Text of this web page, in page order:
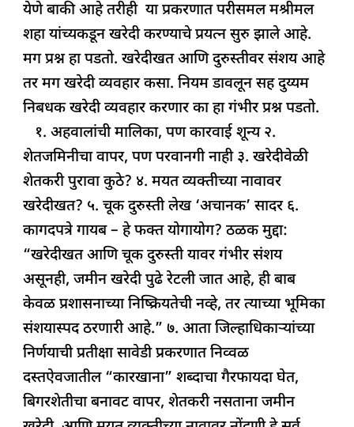
येणे बाकी आहे तरीही या प्रकरणात परीसमल मश्रीमल
शहा यांच्यकडून खरेदी करण्याचे प्रयत्न सुरु झाले आहे.
मग प्रश्न हा पडतो. खरेदीखत आणि दुरुस्तीवर संशय आहे
तर मग खरेदी व्यवहार कसा. नियम डावलून सह दुय्यम
निबधक खरेदी व्यवहार करणार का हा गंभीर प्रश्न पडतो.
१. अहवालांची मालिका, पण कारवाई शून्य २.
शेतजमिनीचा वापर, पण परवानगी नाही ३. खरेदीवेळी
शेतकरी पुरावा कुठे? ४. मयत व्यक्तीच्या नावावर
खरेदीखत? ५. चूक दुरुस्ती लेख ‘अचानक’ सादर ६.
कागदपत्रे गायब – हे फक्त योगायोग? ठळक मुद्दा:
“खरेदीखत आणि चूक दुरुस्ती यावर गंभीर संशय
असूनही, जमीन खरेदी पुढे रेटली जात आहे, ही बाब
केवळ प्रशासनाच्या निष्क्रियतेची नव्हे, तर त्याच्या भूमिका
संशयास्पद ठरणारी आहे.” ७. आता जिल्हाधिकाऱ्यांच्या
निर्णयाची प्रतीक्षा सावेडी प्रकरणात निव्वळ
दस्तऐवजातील “कारखाना” शब्दाचा गैरफायदा घेत,
बिगरशेतीचा बनावट वापर, शेतकरी नसताना जमीन